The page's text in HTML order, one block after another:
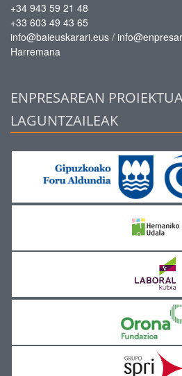
+34 943 59 21 48
+33 603 49 43 65
info@baieuskarari.eus /
Harremana
ENPRESAREAN
LAGUNTZAILEAK